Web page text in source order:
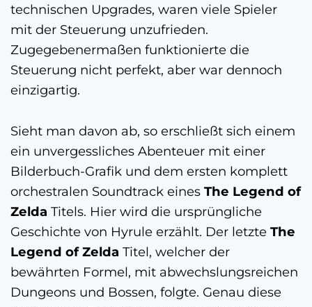
technischen Upgrades, waren viele Spieler
mit der Steuerung unzufrieden.
Zugegebenermaßen funktionierte die
Steuerung nicht perfekt, aber war dennoch
einzigartig.
Sieht man davon ab, so erschließt sich einem
ein unvergessliches Abenteuer mit einer
Bilderbuch-Grafik und dem ersten komplett
orchestralen Soundtrack eines The Legend of
Zelda Titels. Hier wird die ursprüngliche
Geschichte von Hyrule erzählt. Der letzte The
Legend of Zelda Titel, welcher der
bewährten Formel, mit abwechslungsreichen
Dungeons und Bossen, folgte. Genau diese